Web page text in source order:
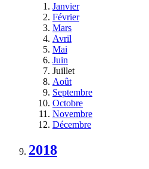
Janvier
Février
Mars
Avril
Mai
Juin
Juillet
Août
Septembre
Octobre
Novembre
Décembre
2018